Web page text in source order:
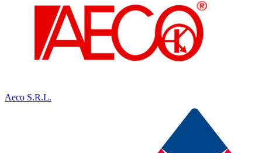
Aeco S.R.L.